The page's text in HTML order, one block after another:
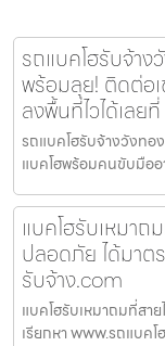
รถแบคโฮรับจ้าง
พร้อมลุย! ติดต่อ
ลงพื้นที่ไวได้เลย
รถแบคโฮรับจ้างวังทอ
แบคโฮพร้อมคนขับมือ
แบคโฮรับเหมาถ
ปลอดภัย ได้มาต
รับจ้าง.com
แบคโฮรับเหมาถมที่สา
เรียกหา www.รถแบค